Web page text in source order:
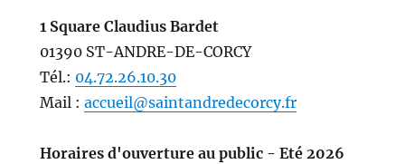
1 Square Claudius Bardet
01390 ST-ANDRE-DE-CORCY
Tél.: 04.72.26.10.30
Mail : accueil@saintandredecorcy.fr
Horaires d'ouverture au public - Eté 2026